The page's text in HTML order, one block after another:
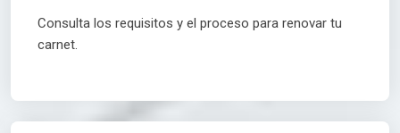
Consulta los requisitos y el proceso para renovar tu
carnet.